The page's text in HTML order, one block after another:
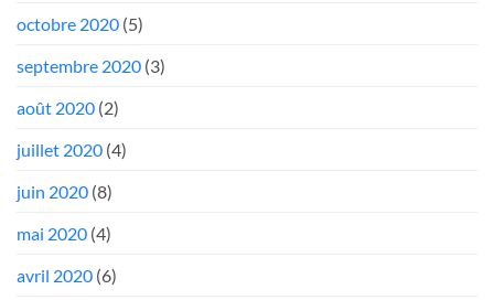
octobre 2020 (5)
septembre 2020 (3)
août 2020 (2)
juillet 2020 (4)
juin 2020 (8)
mai 2020 (4)
avril 2020 (6)